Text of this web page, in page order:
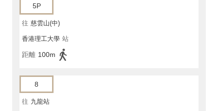
5P
往 慈雲山(中)
香港理工大學 站
距離 100m
8
往 九龍站